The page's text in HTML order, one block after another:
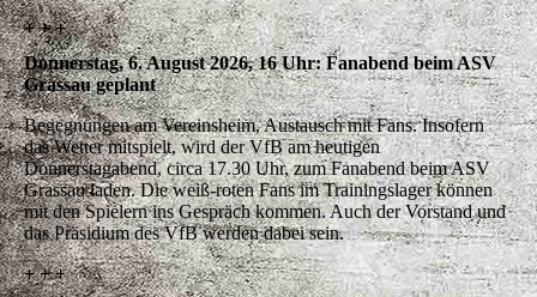
+ + +
Donnerstag, 6. August 2026, 16 Uhr: Fanabend beim ASV
Grassau geplant
Begegnungen am Vereinsheim, Austausch mit Fans. Insofern
das Wetter mitspielt, wird der VfB am heutigen
Donnerstagabend, circa 17.30 Uhr, zum Fanabend beim ASV
Grassau laden. Die weiß-roten Fans im Trainingslager können
mit den Spielern ins Gespräch kommen. Auch der Vorstand und
das Präsidium des VfB werden dabei sein.
+ + +